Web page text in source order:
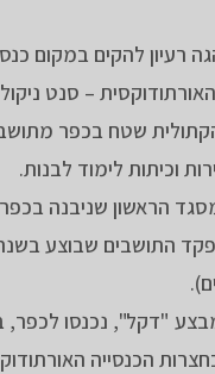
רעיון להקים במקום
– סנט
וכיתות לימוד לבנות.
הראשון שניבנה בכפר
ב-15 ביולי 1948 ,בזמן
הכנסייה